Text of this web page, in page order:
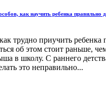
как научить ребенка правильно
трудно приучить ребенка
об этом стоит раньше,
в школу. С раннего
это неправильно...